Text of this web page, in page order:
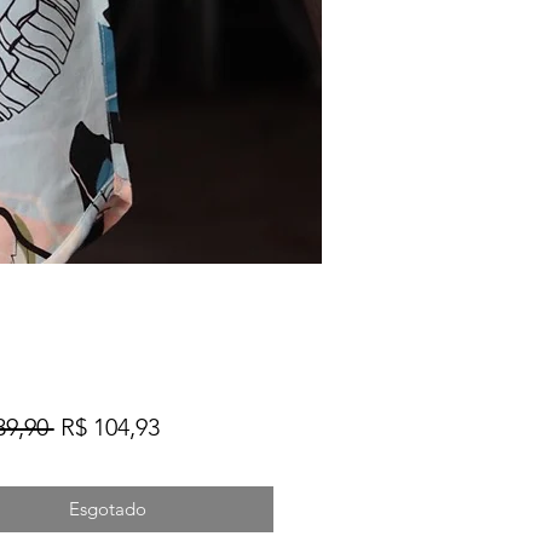
Preço
R$ 104,93Preço
Esgotado